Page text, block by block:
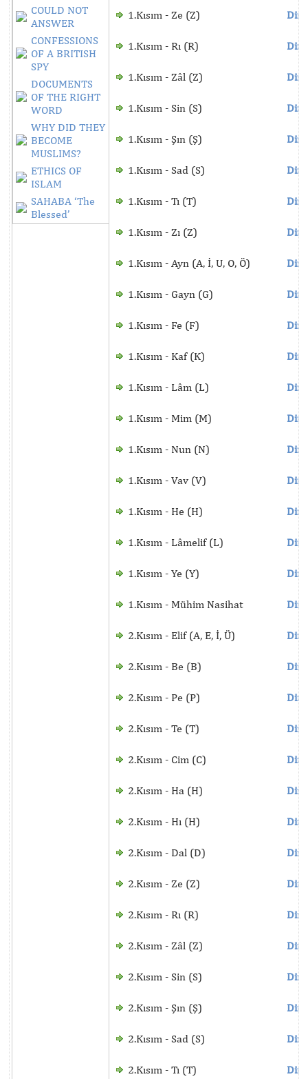
COULD NOT
ANSWER
CONFESSIONS
OF A BRITISH
SPY
DOCUMENTS
OF THE RIGHT
WORD
WHY DID THEY
BECOME
MUSLIMS?
ETHICS OF
ISLAM
SAHABA ‘The
Blessed’
1.Kısım - Ze (Z)
1.Kısım - Rı (R)
1.Kısım - Zâl (Z)
1.Kısım - Sin (S)
1.Kısım - Şın (Ş)
1.Kısım - Sad (S)
1.Kısım - Tı (T)
1.Kısım - Zı (Z)
1.Kısım - Ayn (A, İ, U, O, Ö)
1.Kısım - Gayn (G)
1.Kısım - Fe (F)
1.Kısım - Kaf (K)
1.Kısım - Lâm (L)
1.Kısım - Mim (M)
1.Kısım - Nun (N)
1.Kısım - Vav (V)
1.Kısım - He (H)
1.Kısım - Lâmelif (L)
1.Kısım - Ye (Y)
1.Kısım - Mühim Nasihat
2.Kısım - Elif (A, E, İ, Ü)
2.Kısım - Be (B)
2.Kısım - Pe (P)
2.Kısım - Te (T)
2.Kısım - Cim (C)
2.Kısım - Ha (H)
2.Kısım - Hı (H)
2.Kısım - Dal (D)
2.Kısım - Ze (Z)
2.Kısım - Rı (R)
2.Kısım - Zâl (Z)
2.Kısım - Sin (S)
2.Kısım - Şın (Ş)
2.Kısım - Sad (S)
2.Kısım - Tı (T)